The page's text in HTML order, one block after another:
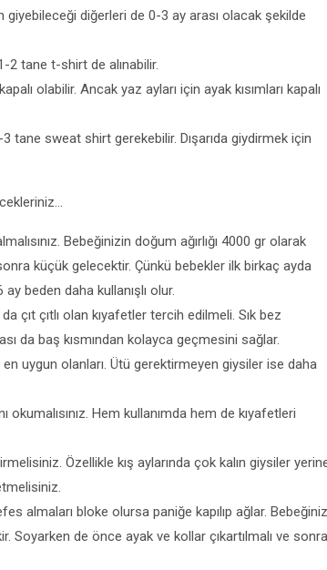
diğerleri de 0-3 ay arası olacak şekilde
2 tane t-shirt de alınabilir.
olabilir. Ancak yaz ayları için ayak kısımları kapalı
tane sweat shirt gerekebilir. Dışarıda giydirmek için
Bebeğinizin doğum ağırlığı 4000 gr olarak
küçük gelecektir. Çünkü bebekler ilk birkaç ayda
beden daha kullanışlı olur.
çıt çıtlı olan kıyafetler tercih edilmeli. Sık bez
da baş kısmından kolayca geçmesini sağlar.
uygun olanları. Ütü gerektirmeyen giysiler ise daha
Hem kullanımda hem de kıyafetleri
Özellikle kış aylarında çok kalın giysiler
almaları bloke olursa paniğe kapılıp ağlar.
Soyarken de önce ayak ve kollar çıkartılmalı ve sonra